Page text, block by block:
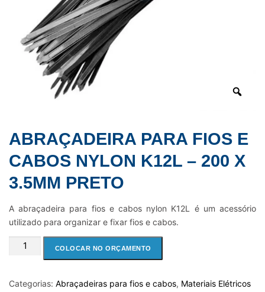
ABRAÇADEIRA PARA FIOS E
CABOS NYLON K12L – 200 X
3.5MM PRETO
A abraçadeira para fios e cabos nylon K12L é um acessório
utilizado para organizar e fixar fios e cabos.
ABRAÇADEIRA
E
COLOCAR NO ORÇAMENTO
Categorias: Abraçadeiras para fios e cabos, Materiais Elétricos